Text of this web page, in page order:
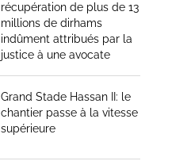
récupération de plus de 13
millions de dirhams
indûment attribués par la
justice à une avocate
Grand Stade Hassan II: le
chantier passe à la vitesse
supérieure